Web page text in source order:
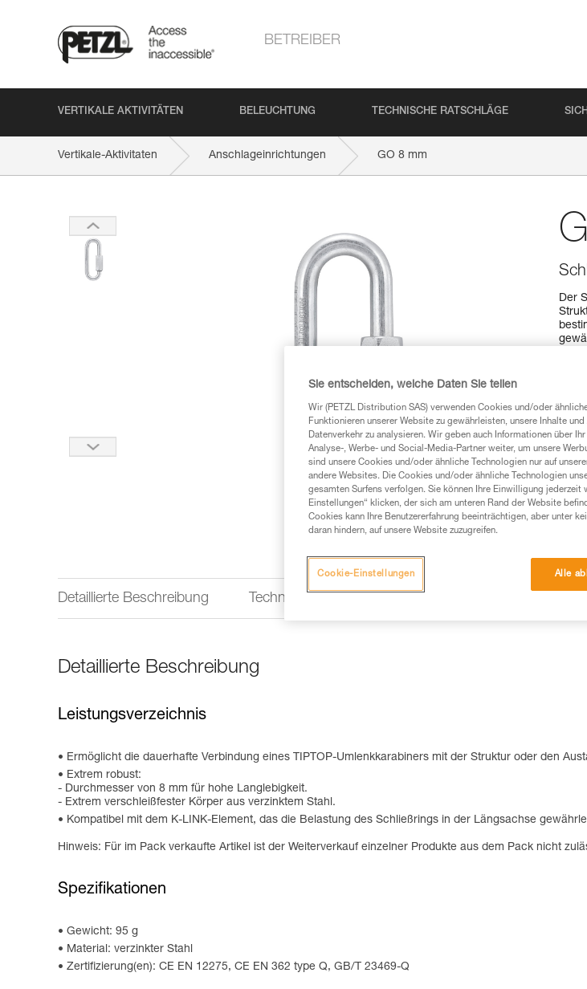
BETREIBER
VERTIKALE AKTIVITÄTEN BELEUCHTUNG TECHNISCHE RATSCHLÄGE
Vertikale-Aktivitaten Anschlageinrichtungen GO 8 mm
Der
Detaillierte Beschreibung Technische Informationen
Detaillierte Beschreibung
Leistungsverzeichnis
Ermöglicht die dauerhafte Verbindung eines TIPTOP-Umlenkkarabiners mit der Struktur oder den
Extrem robust:
- Durchmesser von 8 mm für hohe Langlebigkeit.
- Extrem verschleißfester Körper aus verzinktem Stahl.
Kompatibel mit dem K-LINK-Element, das die Belastung des Schließrings in der Längsachse
Hinweis: Für im Pack verkaufte Artikel ist der Weiterverkauf einzelner Produkte aus dem Pack nicht
Spezifikationen
Gewicht: 95 g
Material: verzinkter Stahl
Zertifizierung(en): CE EN 12275, CE EN 362 type Q, GB/T 23469-Q
Sie entscheiden, welche Daten Sie teilen
Wir (PETZL Distribution SAS) verwenden Cookies und/oder
Funktionieren unserer Website zu gewährleisten, unsere Inhalte
Datenverkehr zu analysieren. Wir geben auch Informationen über
Analyse-, Werbe- und Social-Media-Partner weiter, um unsere
sind unsere Cookies und/oder ähnliche Technologien nur auf
andere Websites. Die Cookies und/oder ähnliche Technologien
gesamten Surfens verfolgen. Sie können Ihre Einwilligung jederzeit
Einstellungen“ klicken, der sich am unteren Rand der Website
Cookies kann Ihre Benutzererfahrung beeinträchtigen, aber unter
daran hindern, auf unsere Website zuzugreifen.
Alle
Cookie-Einstellungen